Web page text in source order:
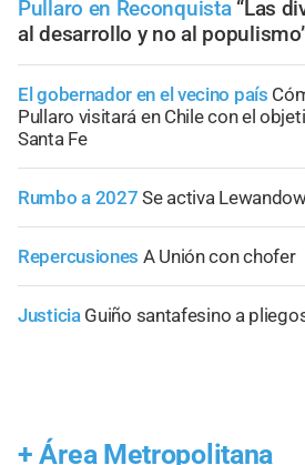
Pullaro en Reconquista “Las
al desarrollo y no al
El gobernador en el vecino país
Pullaro visitará en Chile con el
Santa Fe
Rumbo a 2027 Se activa
Repercusiones A Unión con chofer
Justicia Guiño santafesino a
+ Área Metropolitana